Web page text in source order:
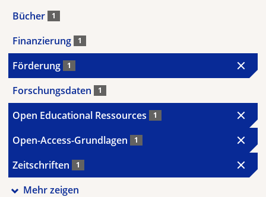
Bücher 1
Finanzierung 1
Förderung 1
Forschungsdaten 1
Open Educational Ressources 1
Open-Access-Grundlagen 1
Zeitschriften 1
Mehr zeigen